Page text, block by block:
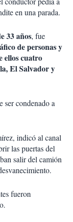
en una parada.
33 años, fue
de personas y
ellos cuatro
El Salvador y
ser condenado a
indicó al canal
las puertas del
salir del camión
fueron